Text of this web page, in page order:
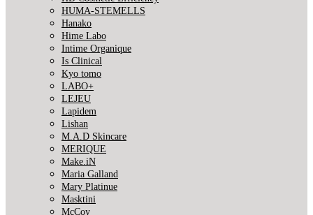
HUMA-STEMELLS
Hanako
Hime Labo
Intime Organique
Is Clinical
Kyo tomo
LABO+
LEJEU
Lapidem
Lishan
M.A.D Skincare
MERIQUE
Make.iN
Maria Galland
Mary Platinue
Masktini
McCoy